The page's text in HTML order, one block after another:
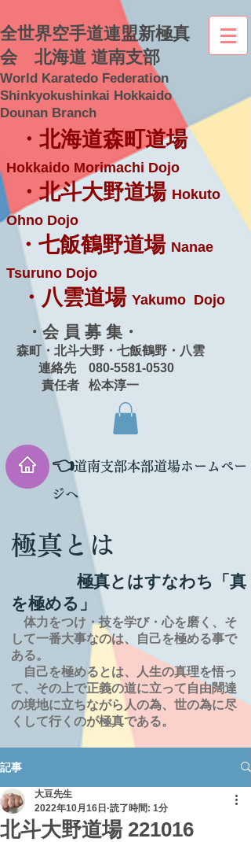
全世界空手道連盟新極真
会 北海道 道南支部
World Karatedo Federation
Shinkyokushinkai Hokkaido
Dounan Branch
・北海道森町道場
Hokkaido Morimachi Dojo
・北斗大野道場 Hokuto
Ohno Dojo
・七飯鶴野道場 Nanae
Tsuruno Dojo
・八雲道場 Yakumo Dojo
・会 員 募 集・
森町・北斗大野・七飯鶴野・八雲
連絡先 080-5581-0530
責任者 松本淳一
👈道南支部本部道場ホームペー
ジへ
極真とは
極真とはすなわち「真
を極める」
体力をつけ・技を学び・心を磨く、そ
して一番大事なのは、自己を極める事で
ある。
自己を極めるとは、
人生の真理を悟っ
て、その上で正義の道に立って自由闊達
の境地に立ちながら人の為、世の為に尽
くして行くのが極真である。
記事
北斗大野道場 221016
大豆先生
2022年10月16日 読了時間: 1分